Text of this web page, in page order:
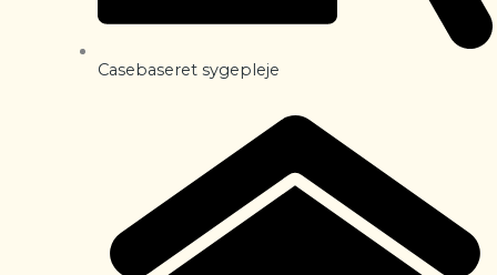
Casebaseret sygepleje